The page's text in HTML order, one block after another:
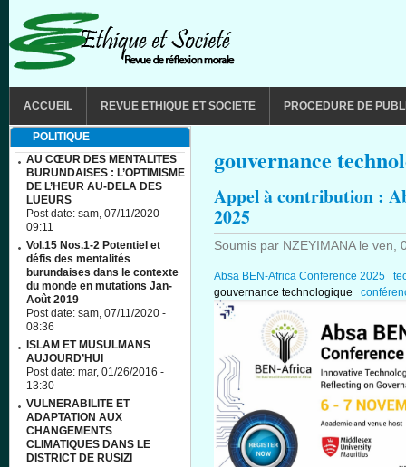
ACCUEIL REVUE ETHIQUE ET SOCIETE PROCEDURE DE
gouvernance
Appel à contribution :
2025
Soumis par NZEYIMANAle ven,
Absa BEN-Africa Conference 2025
gouvernance technologique
POLITIQUE
AU CŒUR DES MENTALITES
BURUNDAISES : L’OPTIMISME
DE L’HEUR AU-DELA DES
LUEURS
Post date: sam, 07/11/2020 -
09:11
Vol.15 Nos.1-2 Potentiel et
défis des mentalités
burundaises dans le contexte
du monde en mutations Jan-
Août 2019
Post date: sam, 07/11/2020 -
08:36
ISLAM ET MUSULMANS
AUJOURD’HUI
Post date: mar, 01/26/2016 -
13:30
VULNERABILITE ET
ADAPTATION AUX
CHANGEMENTS
CLIMATIQUES DANS LE
DISTRICT DE RUSIZI